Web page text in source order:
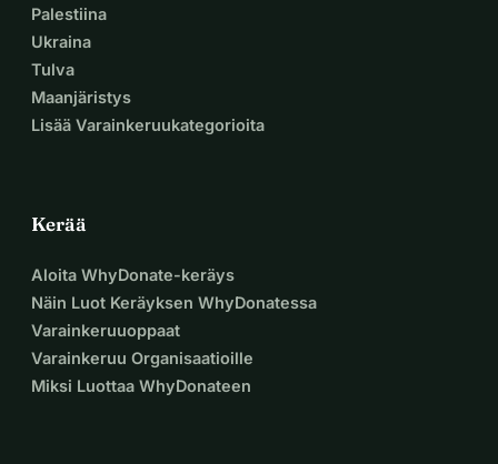
Palestiina
Ukraina
Tulva
Maanjäristys
Lisää Varainkeruukategorioita
Kerää
Aloita WhyDonate-keräys
Näin Luot Keräyksen WhyDonatessa
Varainkeruuoppaat
Varainkeruu Organisaatioille
Miksi Luottaa WhyDonateen